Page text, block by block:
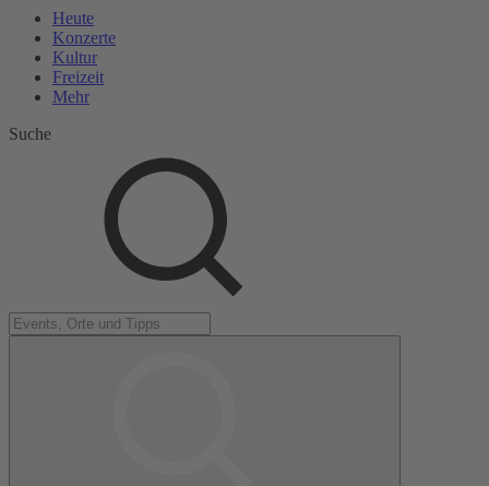
Heute
Konzerte
Kultur
Freizeit
Mehr
Suche